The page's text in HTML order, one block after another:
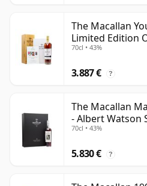
The Macallan
Limited Edition
70cl • 43%
3.887 € ?
The Macallan
- Albert Watson
Jahre alt
70cl • 43%
5.830 € ?